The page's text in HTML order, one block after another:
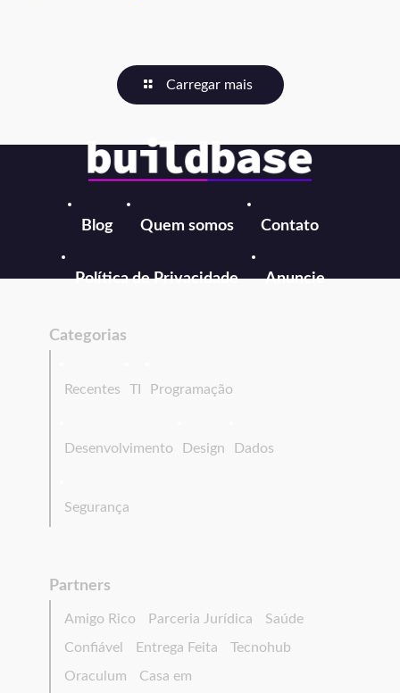
Carregar mais
Blog Quem somos Contato
Política de Privacidade Anuncie
Categorias
Recentes TI Programação
Desenvolvimento Design Dados
Segurança
Partners
Amigo Rico Parceria Jurídica
Saúde
Confiável
Entrega Feita
Tecnohub
Oraculum
Casa em